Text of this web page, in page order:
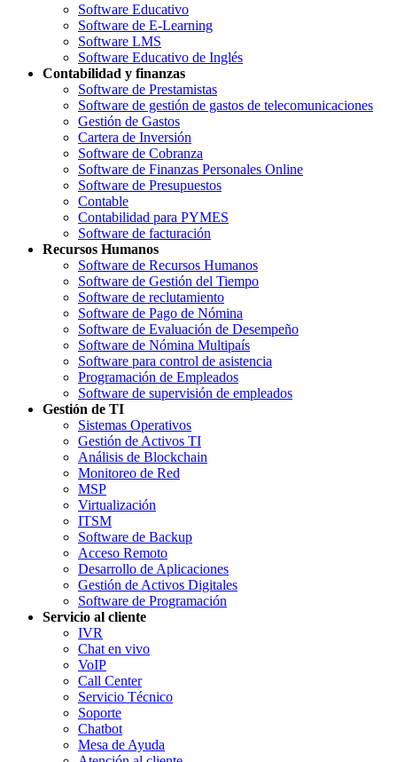
Software Educativo
Software de E-Learning
Software LMS
Software Educativo de Inglés
Contabilidad y finanzas
Software de Prestamistas
Software de gestión de gastos de telecomunicaciones
Gestión de Gastos
Cartera de Inversión
Software de Cobranza
Software de Finanzas Personales Online
Software de Presupuestos
Contable
Contabilidad para PYMES
Software de facturación
Recursos Humanos
Software de Recursos Humanos
Software de Gestión del Tiempo
Software de reclutamiento
Software de Pago de Nómina
Software de Evaluación de Desempeño
Software de Nómina Multipaís
Software para control de asistencia
Programación de Empleados
Software de supervisión de empleados
Gestión de TI
Sistemas Operativos
Gestión de Activos TI
Análisis de Blockchain
Monitoreo de Red
MSP
Virtualización
ITSM
Software de Backup
Acceso Remoto
Desarrollo de Aplicaciones
Gestión de Activos Digitales
Software de Programación
Servicio al cliente
IVR
Chat en vivo
VoIP
Call Center
Servicio Técnico
Soporte
Chatbot
Mesa de Ayuda